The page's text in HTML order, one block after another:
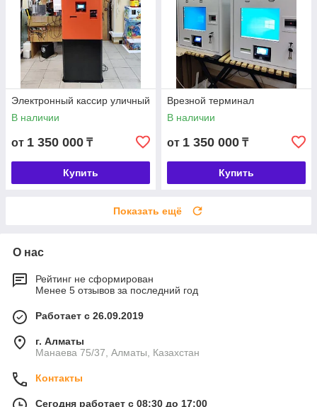
Электронный кассир уличный
В наличии
от 1 350 000 ₸
Купить
Врезной терминал
В наличии
от 1 350 000 ₸
Купить
Показать ещё
О нас
Рейтинг не сформирован
Менее 5 отзывов за последний год
Работает с 26.09.2019
г. Алматы
Манаева 75/37, Алматы, Казахстан
Контакты
Сегодня работает с 08:30 до 17:00